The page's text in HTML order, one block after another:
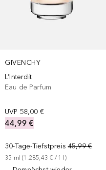
GIVENCHY
L’Interdit
Eau de Parfum
UVP 58,00 €
44,99 €
30-Tage-Tiefstpreis 45,99 €
35 ml (1.285,43 € / 1 )